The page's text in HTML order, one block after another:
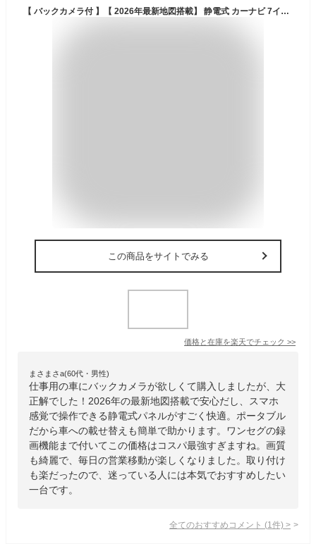
【 バックカメラ付 】【 2026年最新地図搭載】 静電式 カーナビ 7インチ オンダッシュ ベストアンサー 最新 地図 ポータブル ナビ ワンセグテレビ 録画 旅行 商用 営業用 移動 付け替え 複数 法人 ナビゲーション 後付け 大量注文対応 簡易版 父の日
この商品をサイトでみる
価格と在庫を楽天でチェック >>
まさまさa(60代・男性)
仕事用の車にバックカメラが欲しくて購入しましたが、大
正解でした！2026年の最新地図搭載で安心だし、スマホ
感覚で操作できる静電式パネルがすごく快適。ポータブル
だから車への載せ替えも簡単で助かります。ワンセグの録
画機能まで付いてこの価格はコスパ最強すぎますね。画質
も綺麗で、毎日の営業移動が楽しくなりました。取り付け
も楽だったので、迷っている人には本気でおすすめしたい
一台です。
全てのおすすめコメント (1 件) >